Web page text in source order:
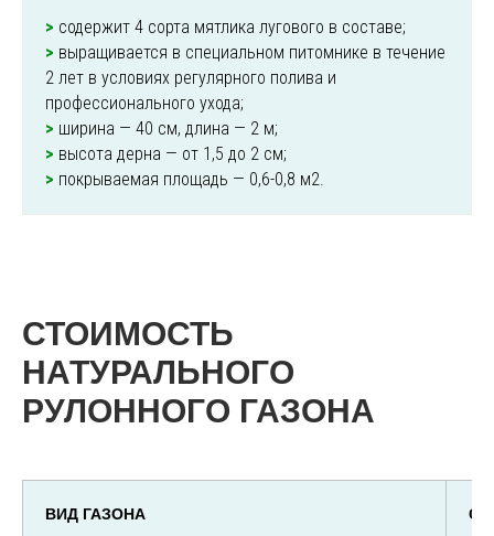
> содержит 4 сорта мятлика лугового в составе;
> выращивается в специальном питомнике в течение
2 лет в условиях регулярного полива и
профессионального ухода;
> ширина — 40 см, длина — 2 м;
> высота дерна — от 1,5 до 2 см;
> покрываемая площадь — 0,6-0,8 м2.
СТОИМОСТЬ
НАТУРАЛЬНОГО
РУЛОННОГО ГАЗОНА
ВИД ГАЗОНА